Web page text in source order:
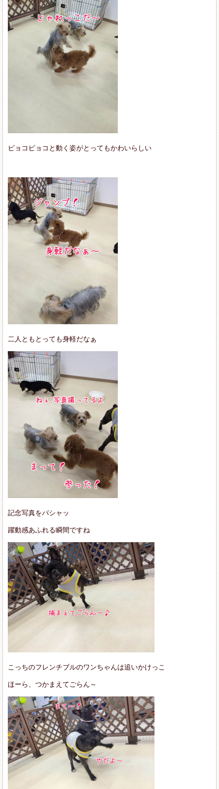
ピョコピョコと動く姿がとってもかわいらしい
二人ともとっても身軽だなぁ
記念写真をパシャッ
躍動感あふれる瞬間ですね
こっちのフレンチブルのワンちゃんは追いかけっこ
ほーら、つかまえてごらん～